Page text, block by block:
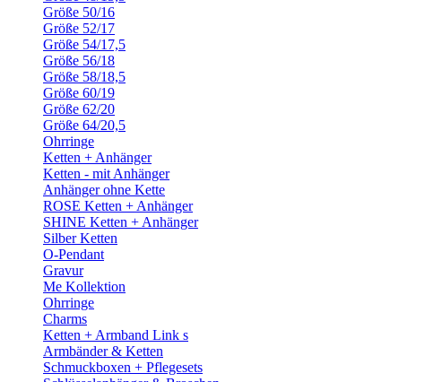
Größe 50/16
Größe 52/17
Größe 54/17,5
Größe 56/18
Größe 58/18,5
Größe 60/19
Größe 62/20
Größe 64/20,5
Ohrringe
Ketten + Anhänger
Ketten - mit Anhänger
Anhänger ohne Kette
ROSE Ketten + Anhänger
SHINE Ketten + Anhänger
Silber Ketten
O-Pendant
Gravur
Me Kollektion
Ohrringe
Charms
Ketten + Armband Link s
Armbänder & Ketten
Schmuckboxen + Pflegesets